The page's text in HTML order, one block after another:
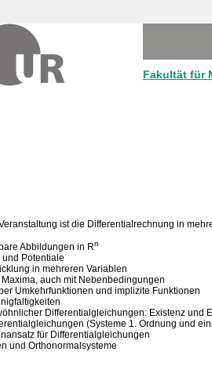
Fakultät für
ist die Differentialrechnung in
Abbildungen in Rn
und Potentiale
in mehreren Variablen
Maxima, auch mit Nebenbedingungen
Umkehrfunktionen und implizite Funktionen
Differentialgleichungen: Existenz und
(Systeme 1. Ordnung und
für Differentialgleichungen
und Orthonormalsysteme